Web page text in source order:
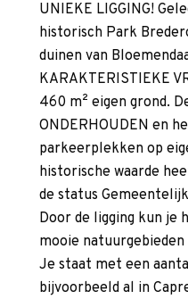
UNIEKE LIGGING!
historisch Park
duinen van
KARAKTERISTIEKE
460 m² eigen grond.
ONDERHOUDEN en
parkeerplekken op
historische waarde
de status
Door de ligging kun je
mooie
Je staat met een
bijvoorbeeld al in